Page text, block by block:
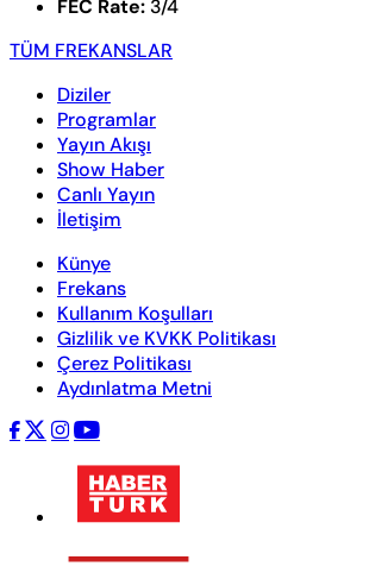
FEC Rate: 3/4
TÜM FREKANSLAR
Diziler
Programlar
Yayın Akışı
Show Haber
Canlı Yayın
İletişim
Künye
Frekans
Kullanım Koşulları
Gizlilik ve KVKK Politikası
Çerez Politikası
Aydınlatma Metni